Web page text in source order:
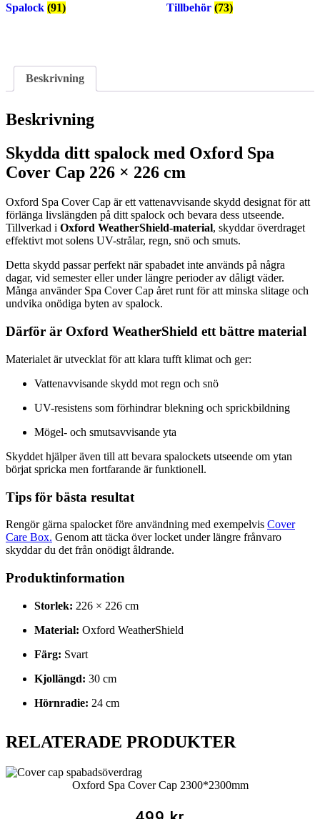
Spalock (91) Tillbehör (73)
Beskrivning
Beskrivning
Skydda ditt spalock med Oxford Spa
Cover Cap 226 × 226 cm
Oxford Spa Cover Cap är ett vattenavvisande skydd designat för att
förlänga livslängden på ditt spalock och bevara dess utseende.
Tillverkad i Oxford WeatherShield-material, skyddar överdraget
effektivt mot solens UV-strålar, regn, snö och smuts.
Detta skydd passar perfekt när spabadet inte används på några
dagar, vid semester eller under längre perioder av dåligt väder.
Många använder Spa Cover Cap året runt för att minska slitage och
undvika onödiga byten av spalock.
Därför är Oxford WeatherShield ett bättre material
Materialet är utvecklat för att klara tufft klimat och ger:
Vattenavvisande skydd mot regn och snö
UV-resistens som förhindrar blekning och sprickbildning
Mögel- och smutsavvisande yta
Skyddet hjälper även till att bevara spalockets utseende om ytan
börjat spricka men fortfarande är funktionell.
Tips för bästa resultat
Rengör gärna spalocket före användning med exempelvis Cover
Care Box. Genom att täcka över locket under längre frånvaro
skyddar du det från onödigt åldrande.
Produktinformation
Storlek: 226 × 226 cm
Material: Oxford WeatherShield
Färg: Svart
Kjollängd: 30 cm
Hörnradie: 24 cm
RELATERADE PRODUKTER
Oxford Spa Cover Cap 2300*2300mm